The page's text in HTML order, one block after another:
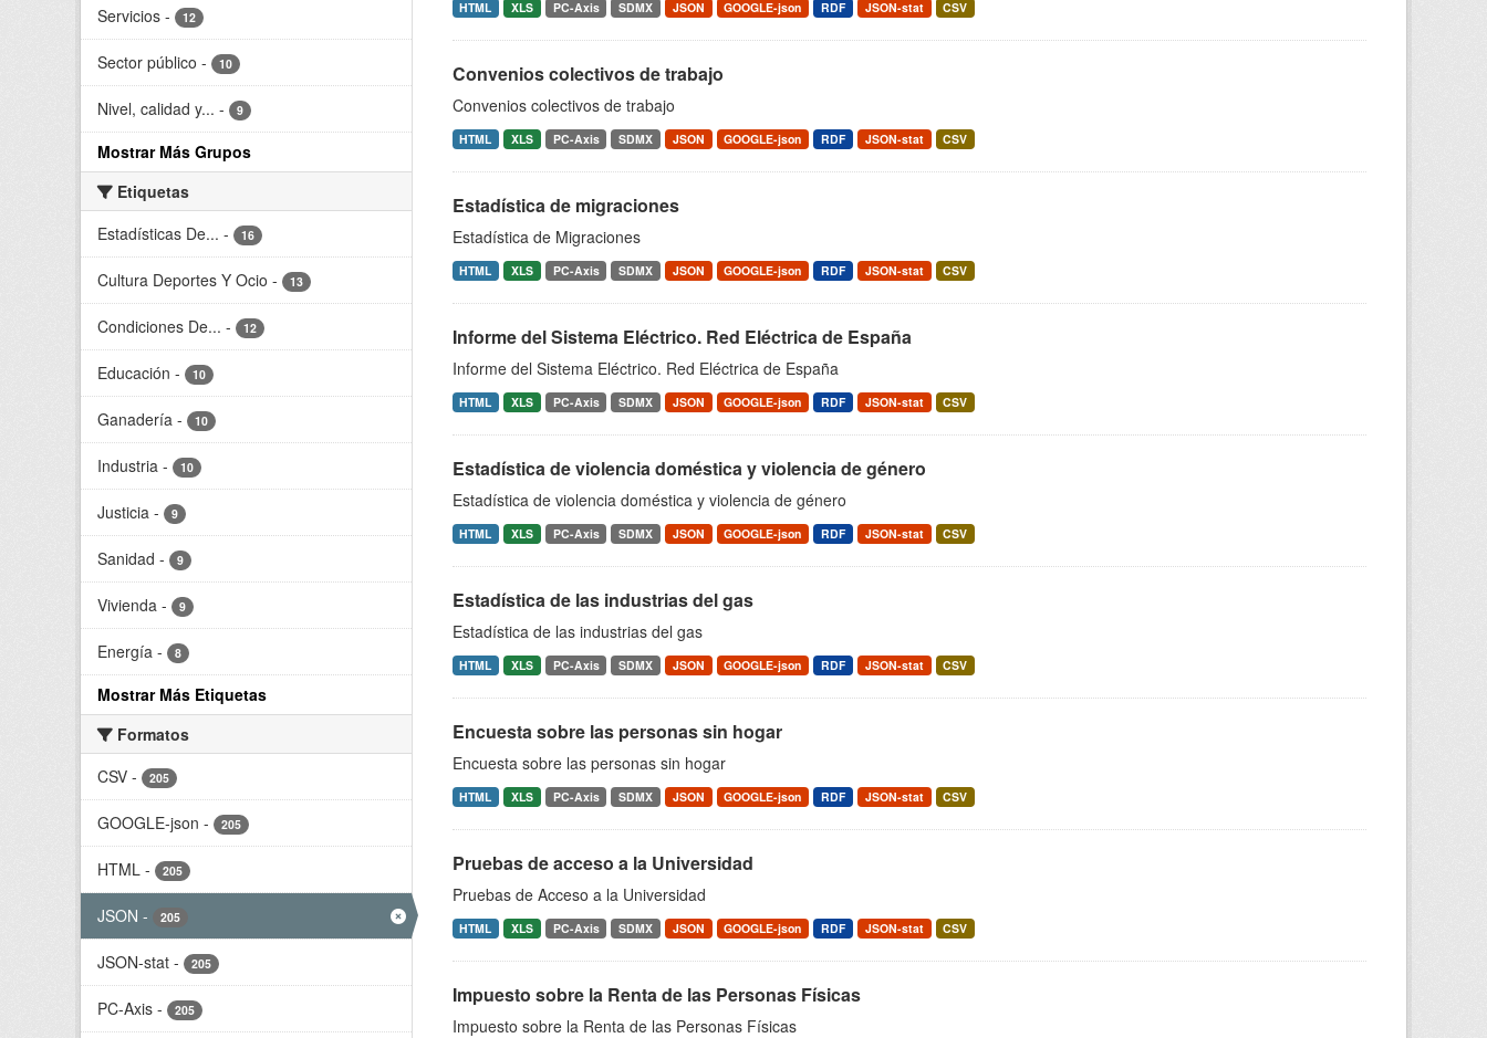
Servicios - 12
Sector público - 10
Nivel, calidad y... - 9
Mostrar Más Grupos
Etiquetas
Estadísticas De... - 16
Cultura Deportes Y Ocio - 13
Condiciones De... - 12
Educación - 10
Ganadería - 10
Industria - 10
Justicia - 9
Sanidad - 9
Vivienda - 9
Energía - 8
Mostrar Más Etiquetas
Formatos
CSV - 205
GOOGLE-json - 205
HTML - 205
JSON - 205
JSON-stat - 205
PC-Axis - 205
HTML XLS PC-Axis SDMX JSON GOOGLE-json RDF JSON-stat CSV
Convenios colectivos de trabajo
Convenios colectivos de trabajo
HTML XLS PC-Axis SDMX JSON GOOGLE-json RDF JSON-stat CSV
Estadística de migraciones
Estadística de Migraciones
HTML XLS PC-Axis SDMX JSON GOOGLE-json RDF JSON-stat CSV
Informe del Sistema Eléctrico. Red Eléctrica de España
Informe del Sistema Eléctrico. Red Eléctrica de España
HTML XLS PC-Axis SDMX JSON GOOGLE-json RDF JSON-stat CSV
Estadística de violencia doméstica y violencia de género
Estadística de violencia doméstica y violencia de género
HTML XLS PC-Axis SDMX JSON GOOGLE-json RDF JSON-stat CSV
Estadística de las industrias del gas
Estadística de las industrias del gas
HTML XLS PC-Axis SDMX JSON GOOGLE-json RDF JSON-stat CSV
Encuesta sobre las personas sin hogar
Encuesta sobre las personas sin hogar
HTML XLS PC-Axis SDMX JSON GOOGLE-json RDF JSON-stat CSV
Pruebas de acceso a la Universidad
Pruebas de Acceso a la Universidad
HTML XLS PC-Axis SDMX JSON GOOGLE-json RDF JSON-stat CSV
Impuesto sobre la Renta de las Personas Físicas
Impuesto sobre la Renta de las Personas Físicas